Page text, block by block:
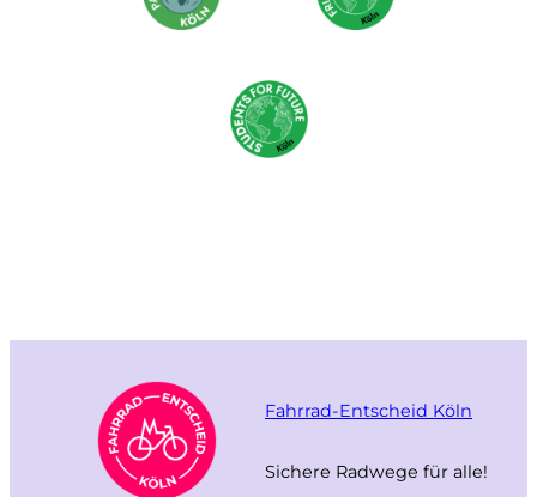
Fahrrad-Entscheid Köln
Sichere Radwege für alle!